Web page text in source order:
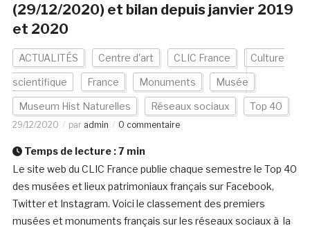
(29/12/2020) et bilan depuis janvier 2019
et 2020
ACTUALITÉS Centre d'art CLIC France Culture
scientifique France Monuments Musée
Museum Hist Naturelles Réseaux sociaux Top 40
29/12/2020 par admin 0 commentaire
Temps de lecture :7 min
Le site web du CLIC France publie chaque semestre le Top 40
des musées et lieux patrimoniaux français sur Facebook,
Twitter et Instagram. Voici le classement des premiers
musées et monuments français sur les réseaux sociaux à la